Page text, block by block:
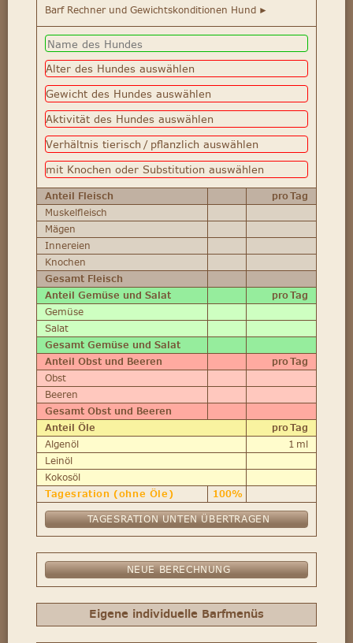
Barf Rechner und Gewichtskonditionen Hund ►
Anteil Fleisch
pro Tag
Muskelfleisch
Mägen
Innereien
Knochen
Gesamt Fleisch
Anteil Gemüse und Salat
pro Tag
Gemüse
Salat
Gesamt Gemüse und Salat
Anteil Obst und Beeren
pro Tag
Obst
Beeren
Gesamt Obst und Beeren
Anteil Öle
pro Tag
Algenöl
1 ml
Leinöl
Kokosöl
Tagesration (ohne Öle)
100%
Eigene individuelle Barfmenüs